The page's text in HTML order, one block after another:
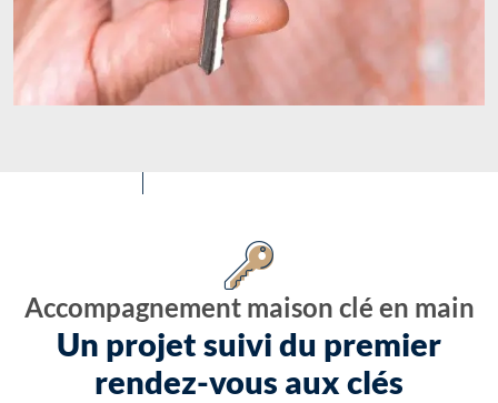
Accompagnement maison clé en main
Un projet suivi du premier
rendez-vous aux clés